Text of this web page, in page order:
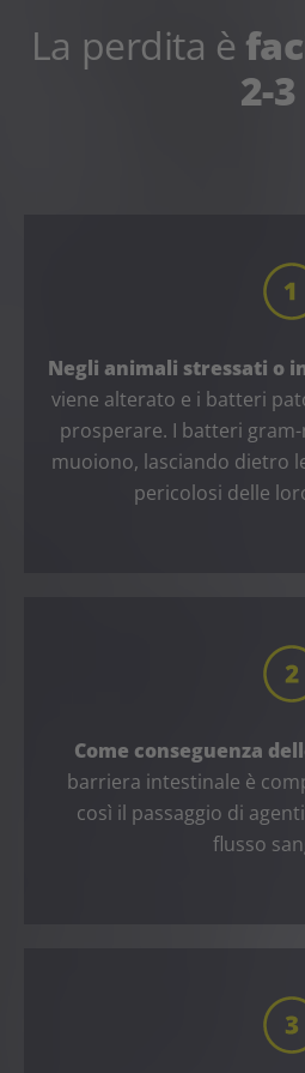
La perdita è
2-3
Negli animali stressati o
viene alterato e i batteri
prosperare. I batteri
muoiono, lasciando dietro
pericolosi delle
Come conseguenza
barriera intestinale è
così il passaggio di
flusso